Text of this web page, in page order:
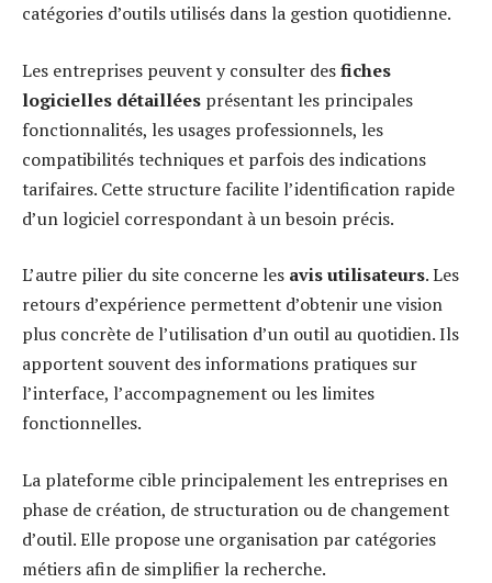
catégories d’outils utilisés dans la gestion quotidienne.
Les entreprises peuvent y consulter desfiches
logicielles détaillées présentant les principales
fonctionnalités, les usages professionnels, les
compatibilités techniques et parfois des indications
tarifaires. Cette structure facilite l’identification rapide
d’un logiciel correspondant à un besoin précis.
L’autre pilier du site concerne les avis utilisateurs. Les
retours d’expérience permettent d’obtenir une vision
plus concrète de l’utilisation d’un outil au quotidien. Ils
apportent souvent des informations pratiques sur
l’interface, l’accompagnement ou les limites
fonctionnelles.
La plateforme cible principalement les entreprises en
phase de création, de structuration ou de changement
d’outil. Elle propose une organisation par catégories
métiers afin de simplifier la recherche.